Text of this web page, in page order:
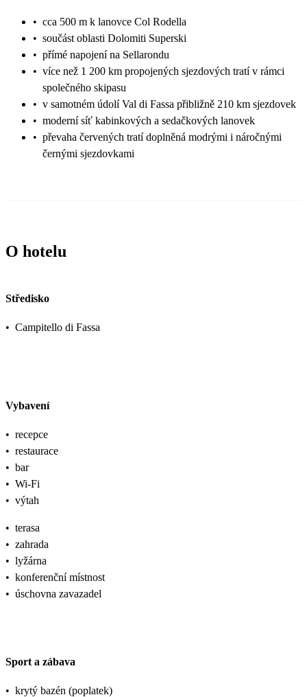
• cca 500 m k lanovce Col Rodella
• součást oblasti Dolomiti Superski
• přímé napojení na Sellarondu
• více než 1 200 km propojených sjezdových tratí v rámci
společného skipasu
• v samotném údolí Val di Fassa přibližně 210 km sjezdovek
• moderní síť kabinkových a sedačkových lanovek
• převaha červených tratí doplněná modrými i náročnými
černými sjezdovkami
O hotelu
Středisko
• Campitello di Fassa
Vybavení
• recepce
• restaurace
• bar
• Wi-Fi
• výtah
• terasa
• zahrada
• lyžárna
• konferenční místnost
• úschovna zavazadel
Sport a zábava
• krytý bazén (poplatek)